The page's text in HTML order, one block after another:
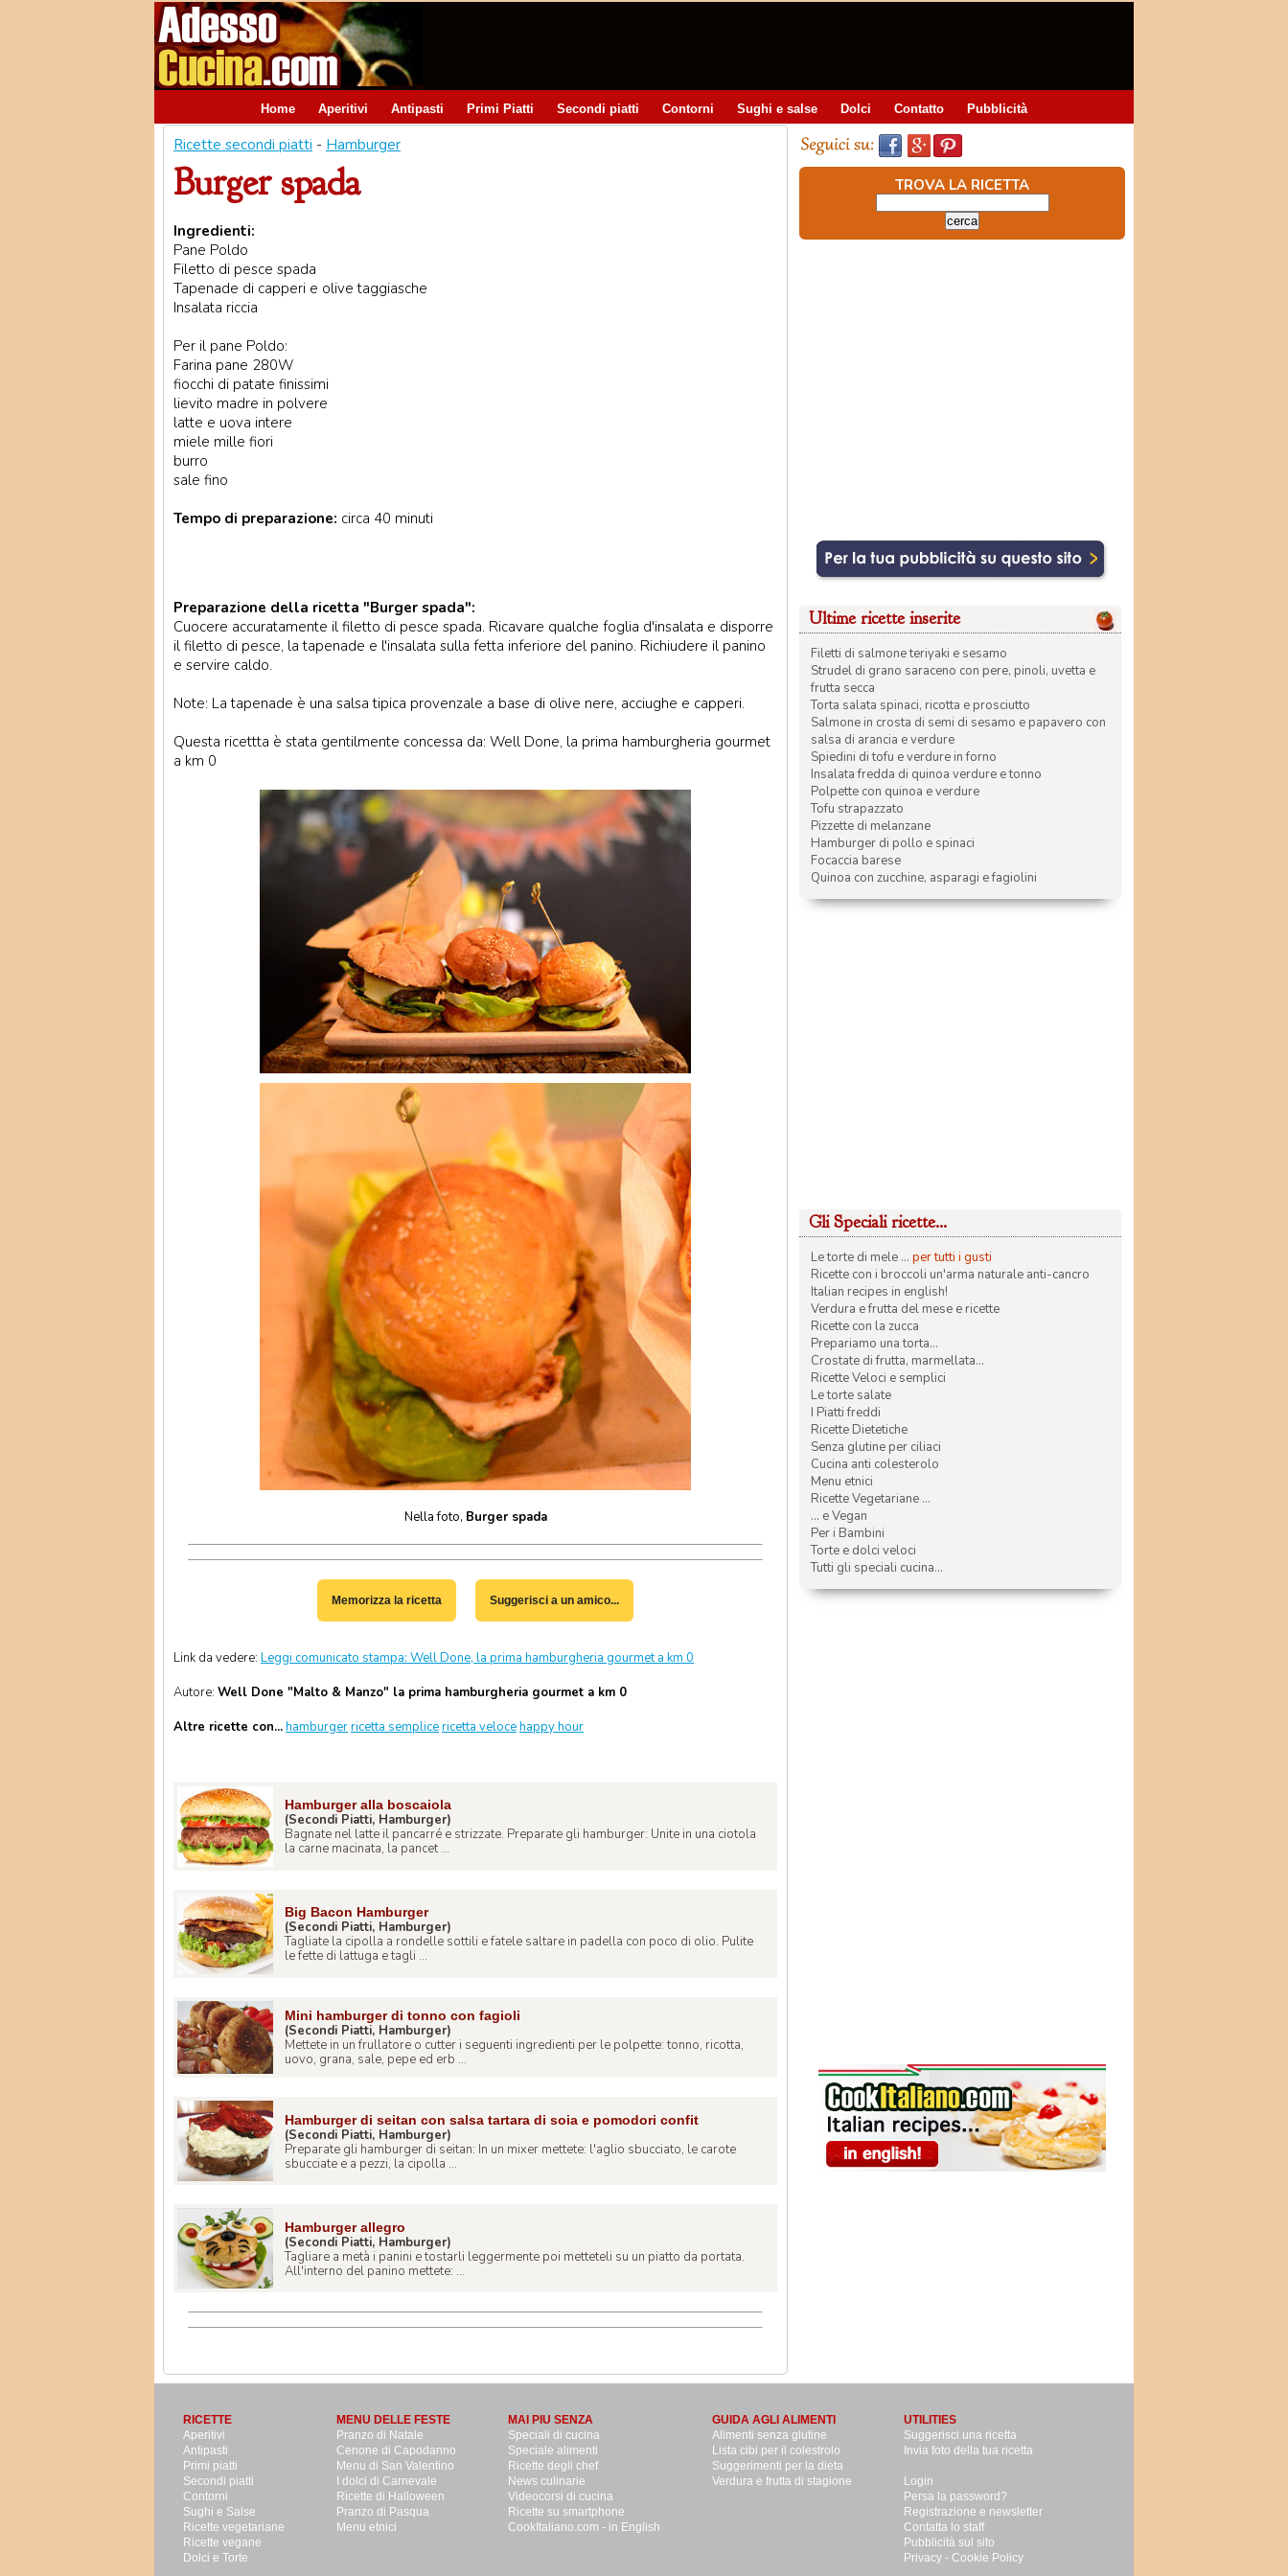
Home Aperitivi Antipasti Primi Piatti Secondi piatti Contorni Sughi e salse Dolci Contatto Pubblicità
Ricette secondi piatti - Hamburger
Burger spada
Ingredienti:
Pane Poldo
Filetto di pesce spada
Tapenade di capperi e olive taggiasche
Insalata riccia
Per il pane Poldo:
Farina pane 280W
fiocchi di patate finissimi
lievito madre in polvere
latte e uova intere
miele mille fiori
burro
sale fino
Tempo di preparazione: circa 40 minuti
Preparazione della ricetta "Burger spada":
Cuocere accuratamente il filetto di pesce spada. Ricavare qualche foglia d'insalata e disporre
il filetto di pesce, la tapenade e l'insalata sulla fetta inferiore del panino. Richiudere il panino
e servire caldo.
Note: La tapenade è una salsa tipica provenzale a base di olive nere, acciughe e capperi.
Questa ricettta è stata gentilmente concessa da: Well Done, la prima hamburgheria gourmet
a km 0
Nella foto, Burger spada
Memorizza la ricetta Suggerisci a un amico...
Link da vedere: Leggi comunicato stampa: Well Done, la prima hamburgheria gourmet a km 0
Autore: Well Done "Malto & Manzo" la prima hamburgheria gourmet a km 0
Altre ricette con...hamburgerricetta semplicericetta velocehappy hour
Hamburger alla boscaiola
(Secondi Piatti, Hamburger)
Bagnate nel latte il pancarré e strizzate. Preparate gli hamburger: Unite in una ciotola
la carne macinata, la pancet ...
Big Bacon Hamburger
(Secondi Piatti, Hamburger)
Tagliate la cipolla a rondelle sottili e fatele saltare in padella con poco di olio. Pulite
le fette di lattuga e tagli ...
Mini hamburger di tonno con fagioli
(Secondi Piatti, Hamburger)
Mettete in un frullatore o cutter i seguenti ingredienti per le polpette: tonno, ricotta,
uovo, grana, sale, pepe ed erb ...
Hamburger di seitan con salsa tartara di soia e pomodori confit
(Secondi Piatti, Hamburger)
Preparate gli hamburger di seitan: In un mixer mettete: l'aglio sbucciato, le carote
sbucciate e a pezzi, la cipolla ...
Hamburger allegro
(Secondi Piatti, Hamburger)
Tagliare a metà i panini e tostarli leggermente poi metteteli su un piatto da portata.
All'interno del panino mettete: ...
TROVA LA RICETTA
Ultime ricette inserite
Filetti di salmone teriyaki e sesamo
Strudel di grano saraceno con pere, pinoli, uvetta e
frutta secca
Torta salata spinaci, ricotta e prosciutto
Salmone in crosta di semi di sesamo e papavero con
salsa di arancia e verdure
Spiedini di tofu e verdure in forno
Insalata fredda di quinoa verdure e tonno
Polpette con quinoa e verdure
Tofu strapazzato
Pizzette di melanzane
Hamburger di pollo e spinaci
Focaccia barese
Quinoa con zucchine, asparagi e fagiolini
Gli Speciali ricette...
Le torte di mele ... per tutti i gusti
Ricette con i broccoli un'arma naturale anti-cancro
Italian recipes in english!
Verdura e frutta del mese e ricette
Ricette con la zucca
Prepariamo una torta...
Crostate di frutta, marmellata...
Ricette Veloci e semplici
Le torte salate
I Piatti freddi
Ricette Dietetiche
Senza glutine per ciliaci
Cucina anti colesterolo
Menu etnici
Ricette Vegetariane ...
... e Vegan
Per i Bambini
Torte e dolci veloci
Tutti gli speciali cucina...
RICETTE
Aperitivi
Antipasti
Primi piatti
Secondi piatti
Contorni
Sughi e Salse
Ricette vegetariane
Ricette vegane
Dolci e Torte
MENU DELLE FESTE
Pranzo di Natale
Cenone di Capodanno
Menu di San Valentino
I dolci di Carnevale
Ricette di Halloween
Pranzo di Pasqua
Menu etnici
MAI PIU SENZA
Speciali di cucina
Speciale alimenti
Ricette degli chef
News culinarie
Videocorsi di cucina
Ricette su smartphone
CookItaliano.com - in English
GUIDA AGLI ALIMENTI
Alimenti senza glutine
Lista cibi per il colestrolo
Suggerimenti per la dieta
Verdura e frutta di stagione
UTILITIES
Suggerisci una ricetta
Invia foto della tua ricetta
Login
Persa la password?
Registrazione e newsletter
Contatta lo staff
Pubblicità sul sito
Privacy - Cookie Policy